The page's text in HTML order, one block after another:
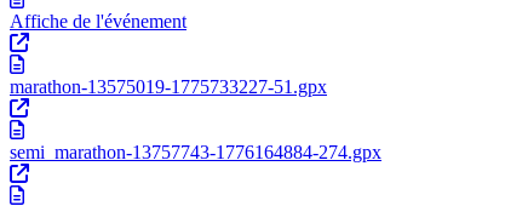
Affiche de l'événement
marathon-13575019-1775733227-51.gpx
semi_marathon-13757743-1776164884-274.gpx